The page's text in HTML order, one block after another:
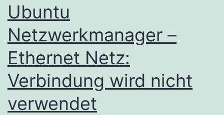
Ubuntu
Netzwerkmanager –
Ethernet Netz:
Verbindung wird nicht
verwendet